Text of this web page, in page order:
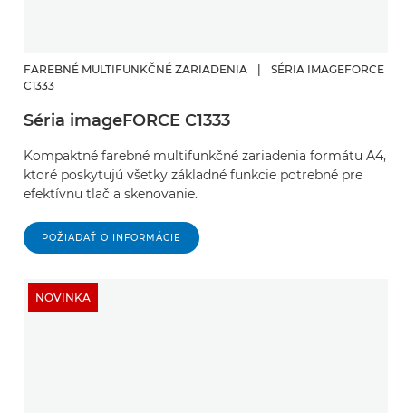
FAREBNÉ MULTIFUNKČNÉ ZARIADENIA
SÉRIA IMAGEFORCE
C1333
Séria imageFORCE C1333
Kompaktné farebné multifunkčné zariadenia formátu A4,
ktoré poskytujú všetky základné funkcie potrebné pre
efektívnu tlač a skenovanie.
POŽIADAŤ O INFORMÁCIE
NOVINKA